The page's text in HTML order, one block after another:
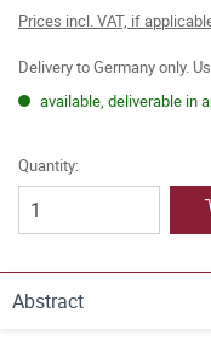
Prices incl. VAT, if
Delivery to Germany only.
available, deliverable in
Quantity:
Abstract